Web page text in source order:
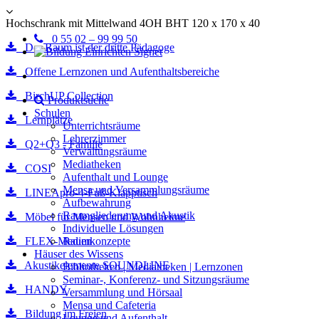
Hochschrank mit Mittelwand 4OH BHT 120 x 170 x 40
Der Raum ist der dritte Pädagoge
Offene Lernzonen und Aufenthaltsbereiche
BirchUP Collection
Lernplätze
Q2+Q3 - Familie
COSI
LINEApro-4-Fuß-Klapptisch
Möbel für Mensen und Wohnheime
FLEX-Medien
Akustikelemente SOUNDLINE
HANDY
Bildung im Freien
0 55 02 – 99 99 50
Produktsuche
Schulen
Unterrichtsräume
Lehrerzimmer
Verwaltungsräume
Mediatheken
Aufenthalt und Lounge
Mensa und Versammlungsräume
Aufbewahrung
Raumgliederung und Akustik
Individuelle Lösungen
Raumkonzepte
Häuser des Wissens
Bibliotheken | Mediatheken | Lernzonen
Seminar-, Konferenz- und Sitzungsräume
Versammlung und Hörsaal
Mensa und Cafeteria